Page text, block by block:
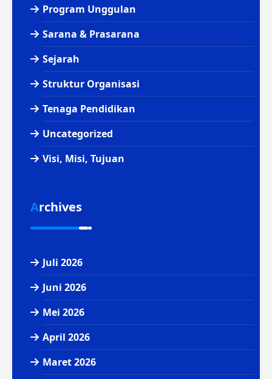
Program Unggulan
Sarana & Prasarana
Sejarah
Struktur Organisasi
Tenaga Pendidikan
Uncategorized
Visi, Misi, Tujuan
Archives
Juli 2026
Juni 2026
Mei 2026
April 2026
Maret 2026